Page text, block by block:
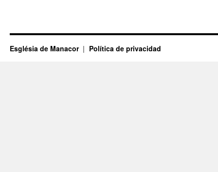
Església de Manacor Política de privacidad